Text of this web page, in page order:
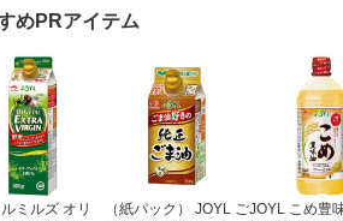
ゴマ（イチオシ） オ
めPRアイテム
ミルズ オリ
（紙パック） JOYL ごJOYL こめ豊